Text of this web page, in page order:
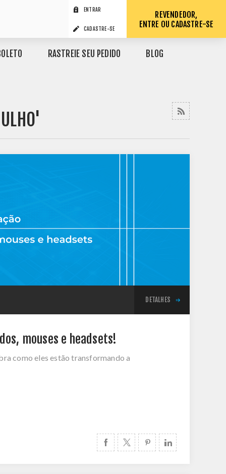
ENTRAR
CADASTRE-SE
REVENDEDOR,
ENTRE OU CADASTRE-SE
RASTREIE SEU PEDIDO BLOG
DETALHES
mouses e headsets!
como eles estão transformando a